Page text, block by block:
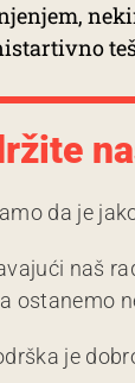
da je
naš
ostanemo
je